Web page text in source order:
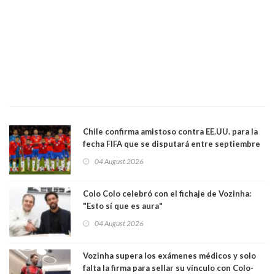
Chile confirma amistoso contra EE.UU. para la
fecha FIFA que se disputará entre septiembre
04 August 2026
Colo Colo celebró con el fichaje de Vozinha:
"Esto sí que es aura"
04 August 2026
Vozinha supera los exámenes médicos y solo
falta la firma para sellar su vínculo con Colo-